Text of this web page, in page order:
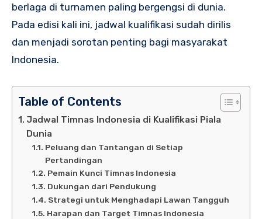
berlaga di turnamen paling bergengsi di dunia.
Pada edisi kali ini, jadwal kualifikasi sudah dirilis
dan menjadi sorotan penting bagi masyarakat
Indonesia.
Table of Contents
Jadwal Timnas Indonesia di Kualifikasi Piala
Dunia
Peluang dan Tantangan di Setiap
Pertandingan
Pemain Kunci Timnas Indonesia
Dukungan dari Pendukung
Strategi untuk Menghadapi Lawan Tangguh
Harapan dan Target Timnas Indonesia